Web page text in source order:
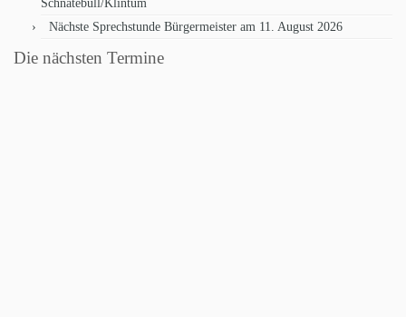
Schnatebüll/Klintum
Nächste Sprechstunde Bürgermeister am 11. August 2026
Die nächsten Termine